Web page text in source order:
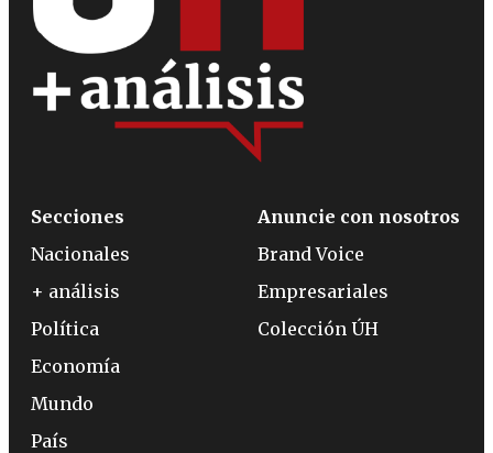
Secciones
Nacionales
+ análisis
Política
Economía
Mundo
País
Anuncie con nosotros
Brand Voice
Empresariales
Colección ÚH